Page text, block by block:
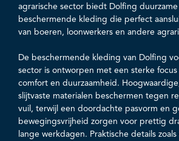
agrarische sector biedt Dolfing
beschermende kleding die perfect
van boeren, loonwerkers en andere
De beschermende kleding van Dolfing
sector is ontworpen met een sterke
comfort en duurzaamheid.
slijtvaste materialen beschermen tegen
vuil, terwijl een doordachte pasvorm en
bewegingsvrijheid zorgen voor prettig
lange werkdagen. Praktische details